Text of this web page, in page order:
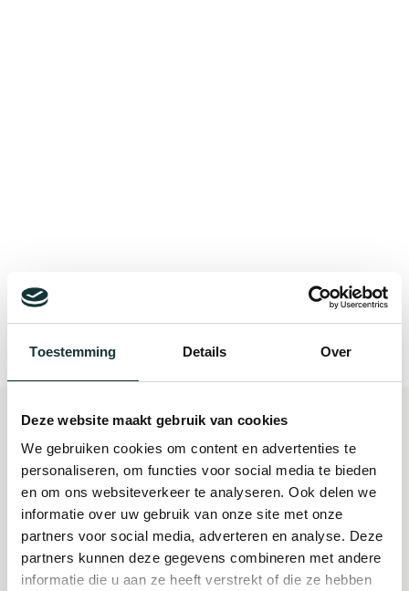
Toestemming Details Over
Deze website maakt gebruik van cookies
We gebruiken cookies om content en advertenties te
personaliseren, om functies voor social media te bieden
en om ons websiteverkeer te analyseren. Ook delen we
informatie over uw gebruik van onze site met onze
partners voor social media, adverteren en analyse. Deze
partners kunnen deze gegevens combineren met andere
informatie die u aan ze heeft verstrekt of die ze hebben
Bekijk alle blogberichten
Plan je bezoek
Evenement
organiseren